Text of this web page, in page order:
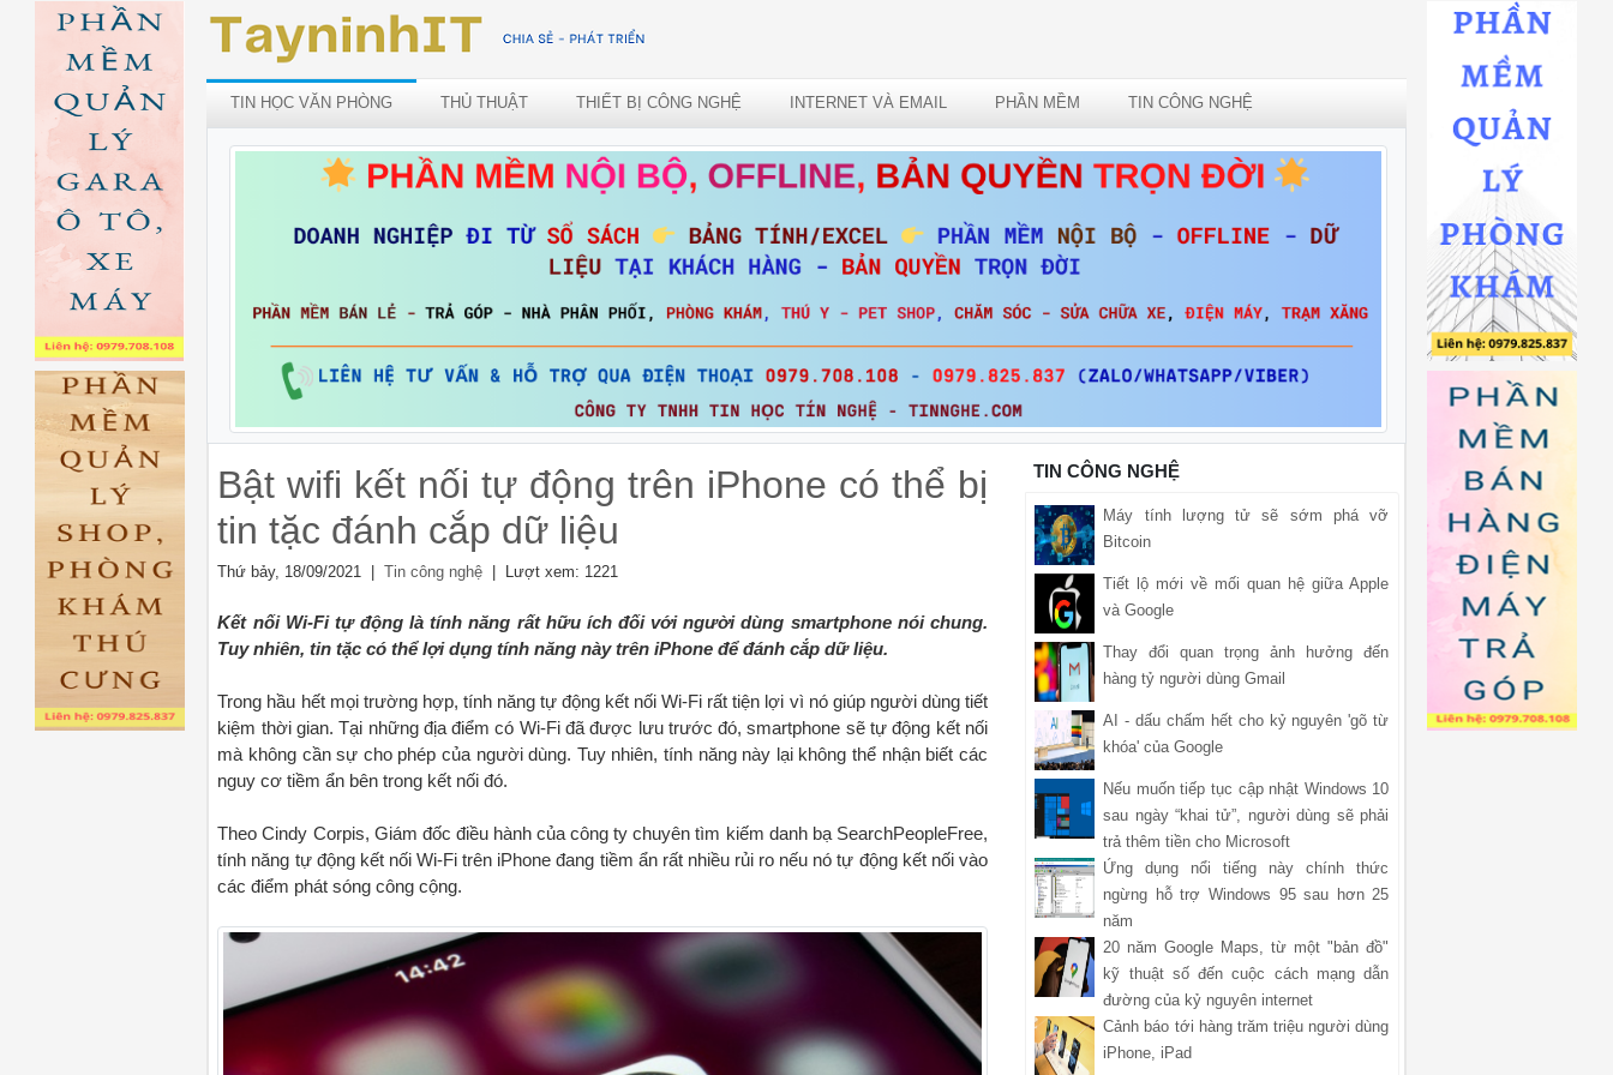
TIN HỌC VĂN PHÒNG THỦ THUẬT THIẾT BỊ CÔNG NGHỆ INTERNET VÀ EMAIL PHẦN MỀM TIN CÔNG NGHỆ
Bật wifi kết nối tự động trên iPhone có thể bị
tin tặc đánh cắp dữ liệu
Thứ bảy, 18/09/2021 | Tin công nghệ | Lượt xem: 1221
Kết nối Wi-Fi tự động là tính năng rất hữu ích đối với người dùng smartphone nói chung.
Tuy nhiên, tin tặc có thể lợi dụng tính năng này trên iPhone để đánh cắp dữ liệu.
Trong hầu hết mọi trường hợp, tính năng tự động kết nối Wi-Fi rất tiện lợi vì nó giúp người dùng tiết
kiệm thời gian. Tại những địa điểm có Wi-Fi đã được lưu trước đó, smartphone sẽ tự động kết nối
mà không cần sự cho phép của người dùng. Tuy nhiên, tính năng này lại không thể nhận biết các
nguy cơ tiềm ẩn bên trong kết nối đó.
Theo Cindy Corpis, Giám đốc điều hành của công ty chuyên tìm kiếm danh bạ SearchPeopleFree,
tính năng tự động kết nối Wi-Fi trên iPhone đang tiềm ẩn rất nhiều rủi ro nếu nó tự động kết nối vào
các điểm phát sóng công cộng.
TIN CÔNG NGHỆ
Máy tính lượng tử sẽ sớm phá vỡ
Bitcoin
Tiết lộ mới về mối quan hệ giữa Apple
và Google
Thay đổi quan trọng ảnh hưởng đến
hàng tỷ người dùng Gmail
AI - dấu chấm hết cho kỷ nguyên 'gõ từ
khóa' của Google
Nếu muốn tiếp tục cập nhật Windows 10
sau ngày “khai tử”, người dùng sẽ phải
trả thêm tiền cho Microsoft
Ứng dụng nổi tiếng này chính thức
ngừng hỗ trợ Windows 95 sau hơn 25
năm
20 năm Google Maps, từ một "bản đồ"
kỹ thuật số đến cuộc cách mạng dẫn
đường của kỷ nguyên internet
Cảnh báo tới hàng trăm triệu người dùng
iPhone, iPad